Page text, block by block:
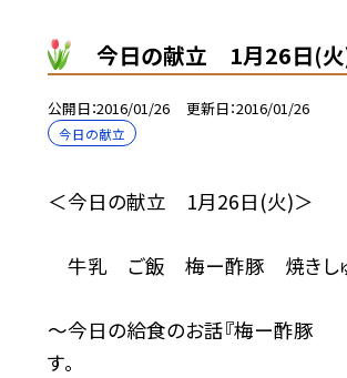
今日の献立 1月26日(
公開日 2016/01/26 更新日 2016/01/26
今日の献立
＜今日の献立 1月26日(火)＞
牛乳 ご飯 梅ー酢豚 焼きし
〜今日の給食のお話『梅ー酢豚
す。